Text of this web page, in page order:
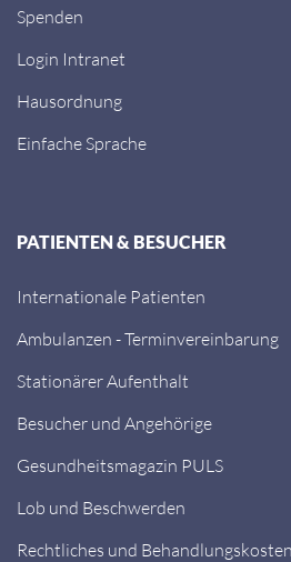
Spenden
Login Intranet
Hausordnung
Einfache Sprache
PATIENTEN & BESUCHER
Internationale Patienten
Ambulanzen - Terminvereinbarung
Stationärer Aufenthalt
Besucher und Angehörige
Gesundheitsmagazin PULS
Lob und Beschwerden
Rechtliches und Behandlungskosten